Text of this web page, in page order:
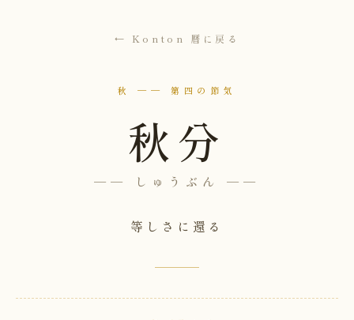
← Konton 暦に戻る
秋 ── 第四の節気
秋分
── しゅうぶん ──
等しさに還る